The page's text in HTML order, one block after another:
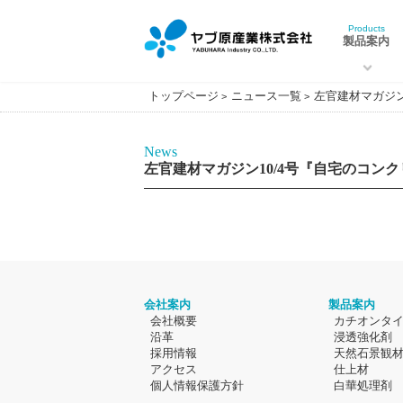
Products
製品案内
トップページ ニュース一覧 左官建材マガジ
News
左官建材マガジン10/4号『自宅のコン
会社案内
会社概要
沿革
採用情報
アクセス
個人情報保護方針
製品案内
カチオンタ
浸透強化剤
天然石景観
仕上材
白華処理剤